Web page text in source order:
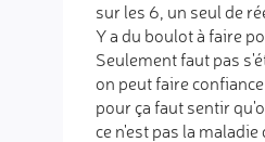
sur les 6, un seul de
Y a du boulot à faire
Seulement faut pas
on peut faire confiance
pour ça faut sentir
ce n'est pas la